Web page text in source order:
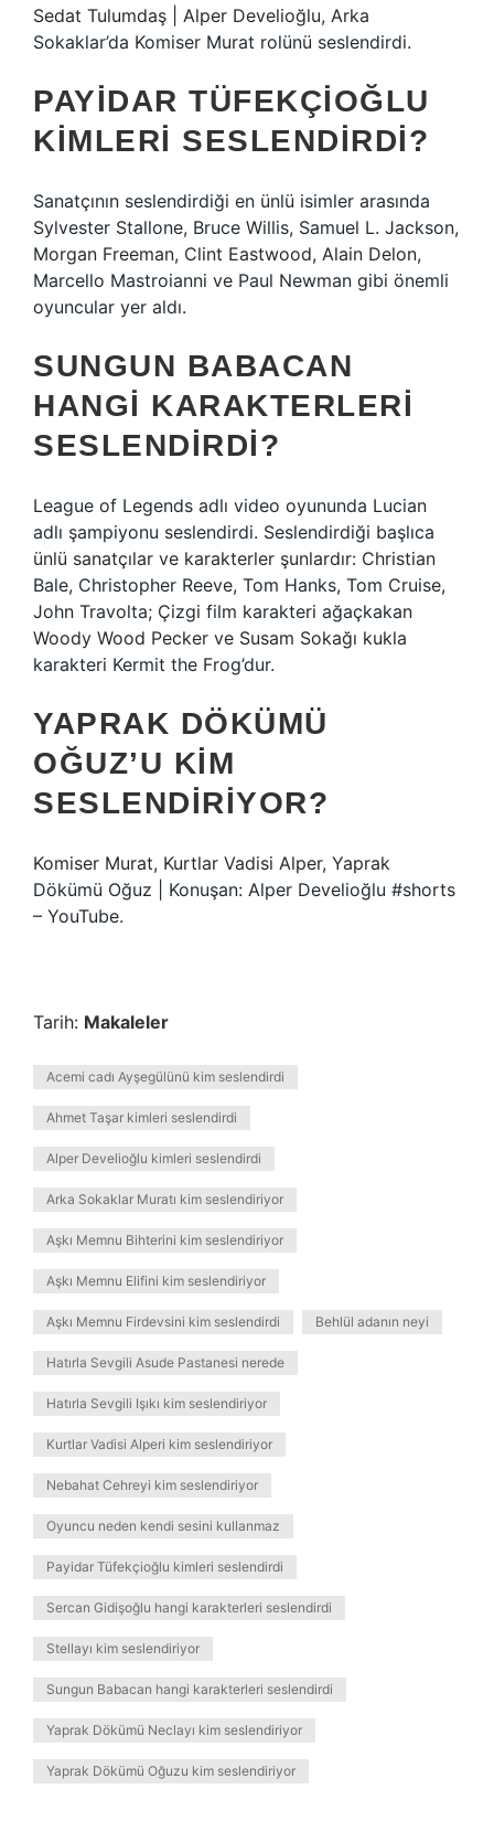
Sedat Tulumdaş | Alper Develioğlu, Arka
Sokaklar’da Komiser Murat rolünü seslendirdi.
PAYIDAR TÜFEKÇIOĞLU
KIMLERI SESLENDIRDI?
Sanatçının seslendirdiği en ünlü isimler arasında
Sylvester Stallone, Bruce Willis, Samuel L. Jackson,
Morgan Freeman, Clint Eastwood, Alain Delon,
Marcello Mastroianni ve Paul Newman gibi önemli
oyuncular yer aldı.
SUNGUN BABACAN
HANGI KARAKTERLERI
SESLENDIRDI?
League of Legends adlı video oyununda Lucian
adlı şampiyonu seslendirdi. Seslendirdiği başlıca
ünlü sanatçılar ve karakterler şunlardır: Christian
Bale, Christopher Reeve, Tom Hanks, Tom Cruise,
John Travolta; Çizgi film karakteri ağaçkakan
Woody Wood Pecker ve Susam Sokağı kukla
karakteri Kermit the Frog’dur.
YAPRAK DÖKÜMÜ
OĞUZ’U KIM
SESLENDIRIYOR?
Komiser Murat, Kurtlar Vadisi Alper, Yaprak
Dökümü Oğuz | Konuşan: Alper Develioğlu #shorts
– YouTube.
Tarih: Makaleler
Acemi cadı Ayşegülünü kim seslendirdi
Ahmet Taşar kimleri seslendirdi
Alper Develioğlu kimleri seslendirdi
Arka Sokaklar Muratı kim seslendiriyor
Aşkı Memnu Bihterini kim seslendiriyor
Aşkı Memnu Elifini kim seslendiriyor
Aşkı Memnu Firdevsini kim seslendirdi Behlül adanın neyi
Hatırla Sevgili Asude Pastanesi nerede
Hatırla Sevgili Işıkı kim seslendiriyor
Kurtlar Vadisi Alperi kim seslendiriyor
Nebahat Cehreyi kim seslendiriyor
Oyuncu neden kendi sesini kullanmaz
Payidar Tüfekçioğlu kimleri seslendirdi
Sercan Gidişoğlu hangi karakterleri seslendirdi
Stellayı kim seslendiriyor
Sungun Babacan hangi karakterleri seslendirdi
Yaprak Dökümü Neclayı kim seslendiriyor
Yaprak Dökümü Oğuzu kim seslendiriyor